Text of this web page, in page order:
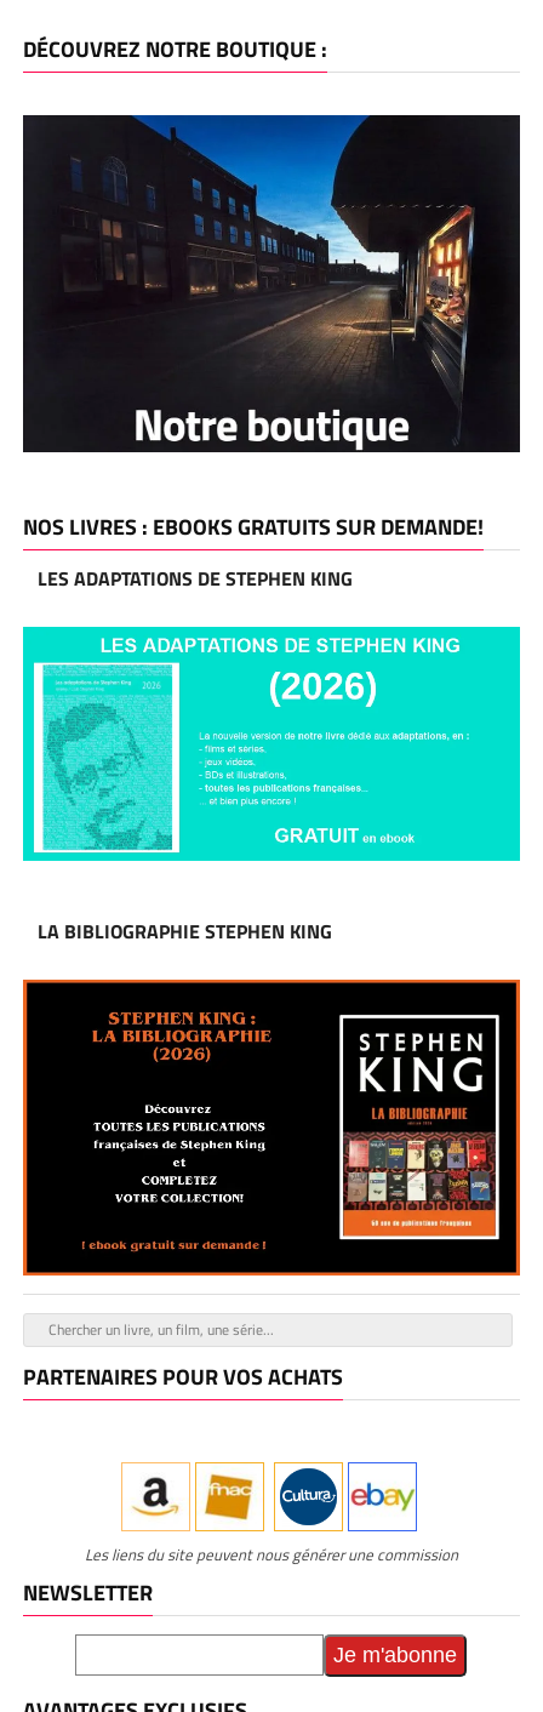
DÉCOUVREZ NOTRE BOUTIQUE :
NOS LIVRES : EBOOKS GRATUITS SUR DEMANDE!
LES ADAPTATIONS DE STEPHEN KING
LA BIBLIOGRAPHIE STEPHEN KING
PARTENAIRES POUR VOS ACHATS
Les liens du site peuvent nous générer une commission
NEWSLETTER